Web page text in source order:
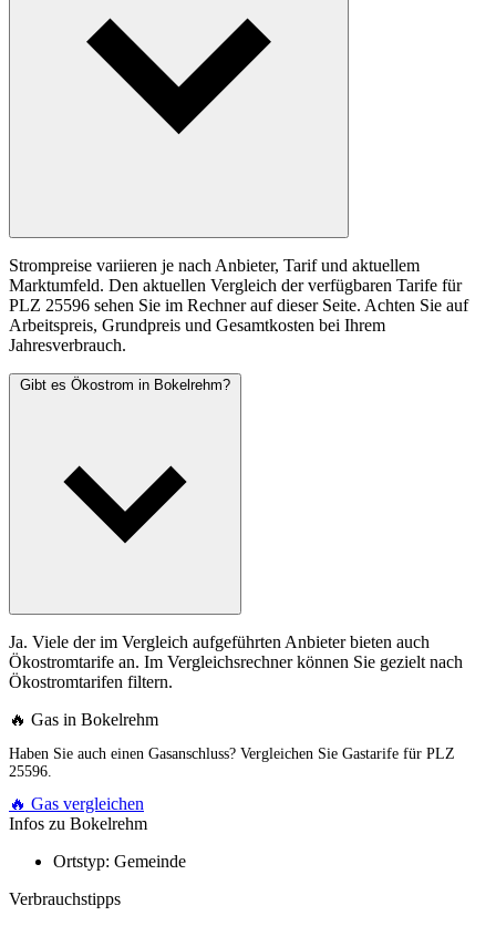
Strompreise variieren je nach Anbieter, Tarif und aktuellem
Marktumfeld. Den aktuellen Vergleich der verfügbaren Tarife für
PLZ 25596 sehen Sie im Rechner auf dieser Seite. Achten Sie auf
Arbeitspreis, Grundpreis und Gesamtkosten bei Ihrem
Jahresverbrauch.
Gibt es Ökostrom in Bokelrehm?
Ja. Viele der im Vergleich aufgeführten Anbieter bieten auch
Ökostromtarife an. Im Vergleichsrechner können Sie gezielt nach
Ökostromtarifen filtern.
🔥 Gas in Bokelrehm
Haben Sie auch einen Gasanschluss? Vergleichen Sie Gastarife für PLZ
25596.
🔥 Gas vergleichen
Infos zu Bokelrehm
Ortstyp: Gemeinde
Verbrauchstipps